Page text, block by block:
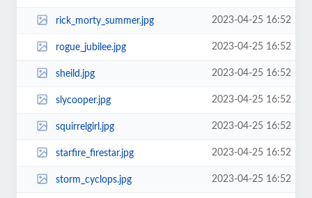
rick_morty_summer.jpg 2023-04-25 16:52
rogue_jubilee.jpg 2023-04-25 16:52
sheild.jpg 2023-04-25 16:52
slycooper.jpg 2023-04-25 16:52
squirrelgirl.jpg 2023-04-25 16:52
starfire_firestar.jpg 2023-04-25 16:52
storm_cyclops.jpg 2023-04-25 16:52